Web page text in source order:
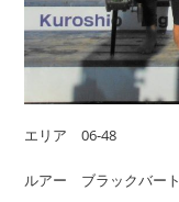
エリア 06-48
ルアー ブラックバート